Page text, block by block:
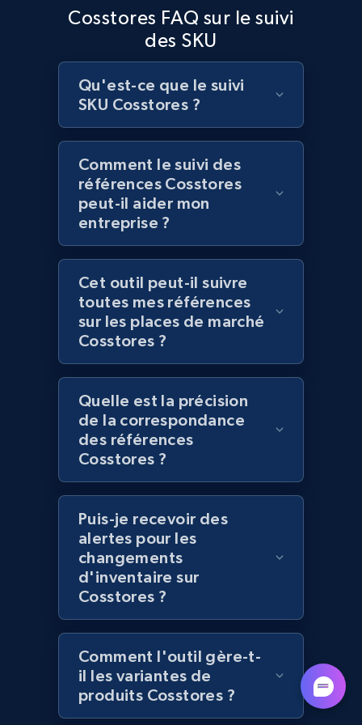
URL, Domain, Marketplace pn, Sku, Other pn,
Model number, Gtin ean pn, Product name, and
Lowes.com - Gather data on products using
specified keywords
Model number, Gtin ean pn, Product name, and
991+ 162+
Lowes.com - Collect records by category
URL, Domain, Marketplace pn, Sku, Other pn,
991+ 162+
Lazada - Products
URL, Title, Rating, Reviews, Initial price, Final
price, Currency, Stock, and more.
988+ 160+ Commencer
Cosstores FAQ sur le suivi
des SKU
Qu'est-ce que le suivi
SKU Cosstores ?
Comment le suivi des
références Cosstores
peut-il aider mon
entreprise ?
Cet outil peut-il suivre
toutes mes références
sur les places de marché
Cosstores ?
Quelle est la précision
de la correspondance
des références
Cosstores ?
Puis-je recevoir des
alertes pour les
changements
d'inventaire sur
Cosstores ?
Comment l'outil gère-t-
il les variantes de
produits Cosstores ?